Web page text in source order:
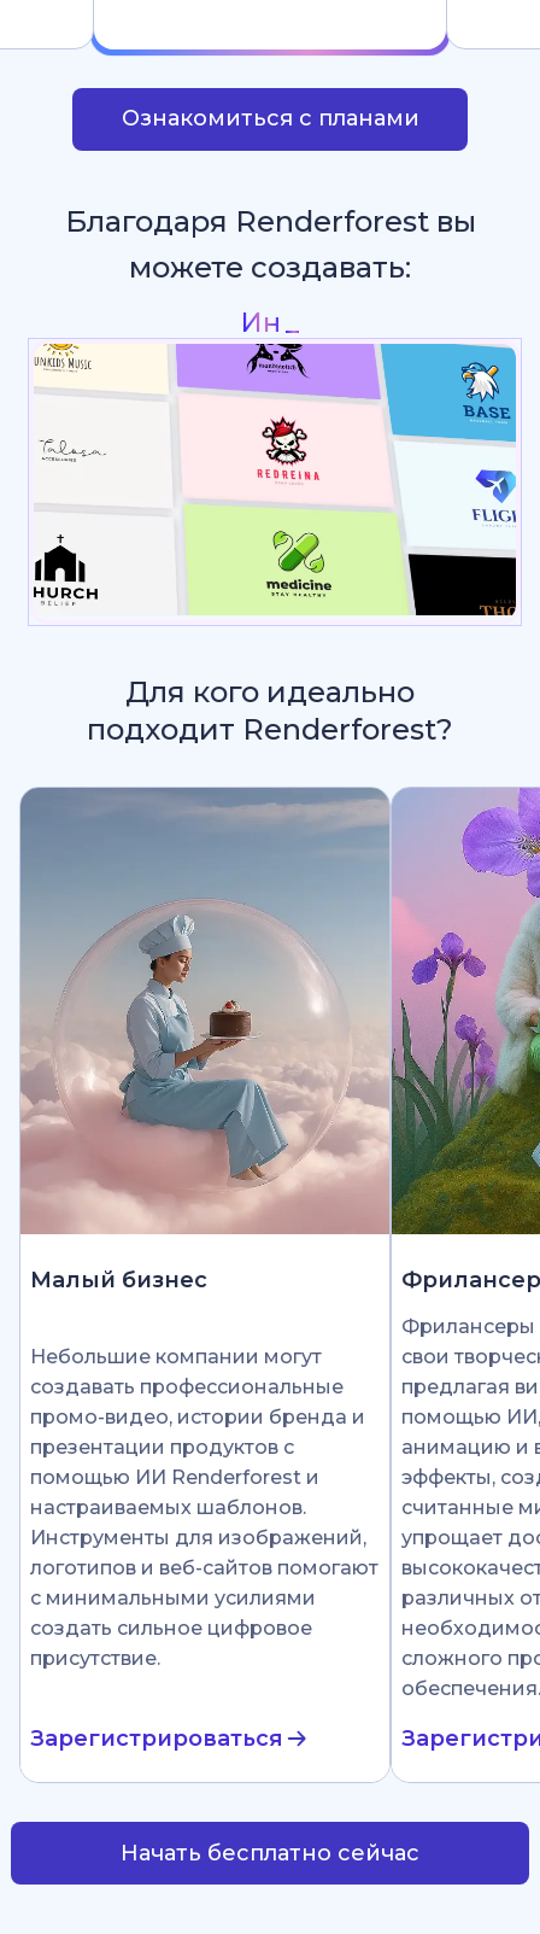
Ознакомиться с планами
Благодаря Renderforest вы
можете создавать:
Презентац
Для кого идеально
подходит Renderforest?
Малый бизнес
Небольшие компании могут
создавать профессиональные
промо-видео, истории бренда и
презентации продуктов с
помощью ИИ Renderforest и
настраиваемых шаблонов.
Инструменты для изображений,
логотипов и веб-сайтов помогают
с минимальными усилиями
создать сильное цифровое
присутствие.
Зарегистрироваться
Фрилансеры
свои
предлагая
помощью
анимацию и
эффекты,
считанные
упрощает
различных
сложного
обеспечения.
Начать бесплатно сейчас